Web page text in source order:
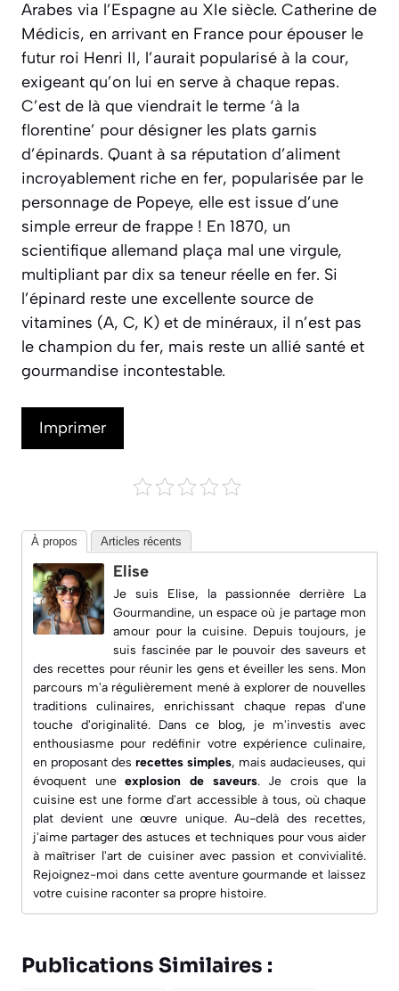
Arabes via l’Espagne au XIe siècle. Catherine de
Médicis, en arrivant en France pour épouser le
futur roi Henri II, l’aurait popularisé à la cour,
exigeant qu’on lui en serve à chaque repas.
C’est de là que viendrait le terme ‘à la
florentine’ pour désigner les plats garnis
d’épinards. Quant à sa réputation d’aliment
incroyablement riche en fer, popularisée par le
personnage de Popeye, elle est issue d’une
simple erreur de frappe ! En 1870, un
scientifique allemand plaça mal une virgule,
multipliant par dix sa teneur réelle en fer. Si
l’épinard reste une excellente source de
vitamines (A, C, K) et de minéraux, il n’est pas
le champion du fer, mais reste un allié santé et
gourmandise incontestable.
Imprimer
À propos Articles récents
Elise
Je suis Elise, la passionnée derrière La
Gourmandine, un espace où je partage mon
amour pour la cuisine. Depuis toujours, je
suis fascinée par le pouvoir des saveurs et
des recettes pour réunir les gens et éveiller les sens. Mon
parcours m'a régulièrement mené à explorer de nouvelles
traditions culinaires, enrichissant chaque repas d'une
touche d'originalité. Dans ce blog, je m'investis avec
enthousiasme pour redéfinir votre expérience culinaire,
en proposant des recettes simples, mais audacieuses, qui
évoquent uneexplosion de saveurs. Je crois que la
cuisine est une forme d'art accessible à tous, où chaque
plat devient une œuvre unique. Au-delà des recettes,
j'aime partager des astuces et techniques pour vous aider
à maîtriser l'art de cuisiner avec passion et convivialité.
Rejoignez-moi dans cette aventure gourmande et laissez
votre cuisine raconter sa propre histoire.
Publications Similaires :